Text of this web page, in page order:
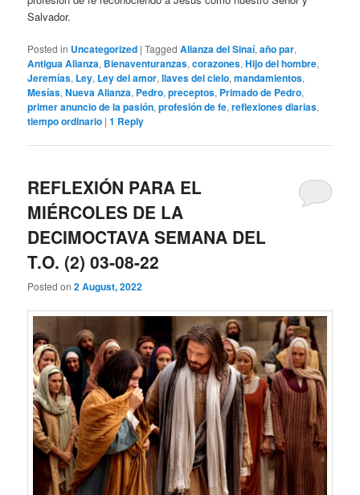
Salvador.
Posted in Uncategorized |Tagged Alianza del Sinaí,año par,
Antigua Alianza, Bienaventuranzas,corazones,Hijo del hombre,
Jeremías, Ley, Ley del amor,llaves del cielo,mandamientos,
Mesías,Nueva Alianza, Pedro,preceptos, Primado de Pedro,
primer anuncio de la pasión,profesión de fe,reflexiones diarias,
tiempo ordinario |1 Reply
REFLEXIÓN PARA EL
MIÉRCOLES DE LA
DECIMOCTAVA SEMANA DEL
T.O. (2) 03-08-22
Posted on2 August, 2022